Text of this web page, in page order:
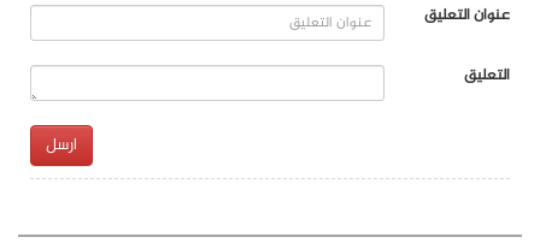
عنوان التعليق
التعليق
ارسل